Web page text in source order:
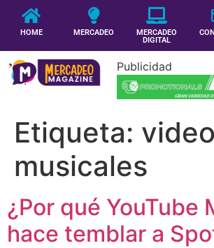
HOME MERCADEO
MERCADEO
DIGITAL
Publicidad
Etiqueta:
musicales
¿Por qué YouTube
hace temblar a